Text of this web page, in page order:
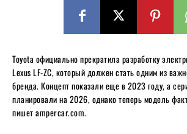
Toyota официально прекратила разработку
Lexus LF-ZC, который должен стать одним из
бренда. Концепт показали еще в 2023 году, а
планировали на 2026, однако теперь модель
пишет ampercar.com.